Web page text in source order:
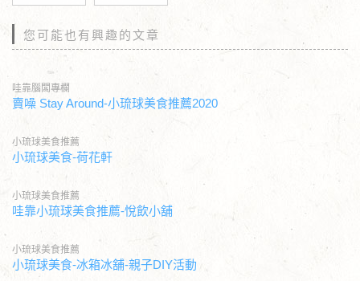
您可能也有興趣的文章
哇靠腦闆專欄
賣噪 Stay Around-小琉球美食推薦2020
小琉球美食推薦
小琉球美食-荷花軒
小琉球美食推薦
哇靠小琉球美食推薦-悅飲小舖
小琉球美食推薦
小琉球美食-冰箱冰舖-親子DIY活動